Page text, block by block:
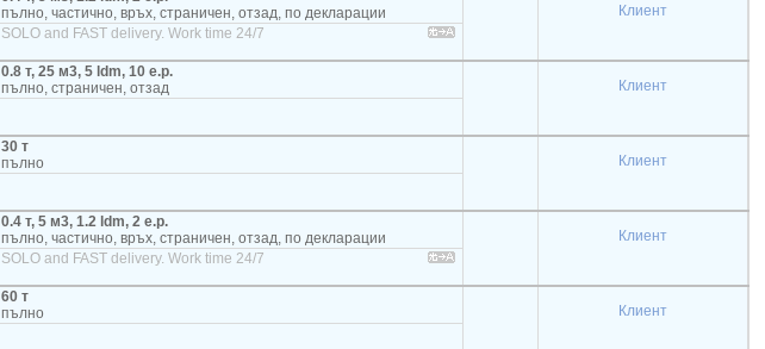
пълно, частично, връх, страничен, отзад, по декларации
Клиент
SOLO and FAST delivery. Work time 24/7
0.8 т, 25 м3, 5 ldm, 10 e.p.
пълно, страничен, отзад
Клиент
30 т
пълно
Клиент
0.4 т, 5 м3, 1.2 ldm, 2 e.p.
пълно, частично, връх, страничен, отзад, по декларации
Клиент
SOLO and FAST delivery. Work time 24/7
60 т
пълно
Клиент